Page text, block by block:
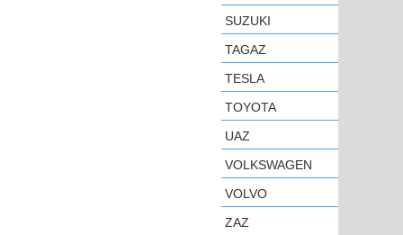
SUZUKI
TAGAZ
TESLA
TOYOTA
UAZ
VOLKSWAGEN
VOLVO
ZAZ